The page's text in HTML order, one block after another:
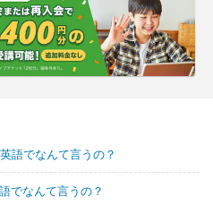
語でなんて言うの？
でなんて言うの？